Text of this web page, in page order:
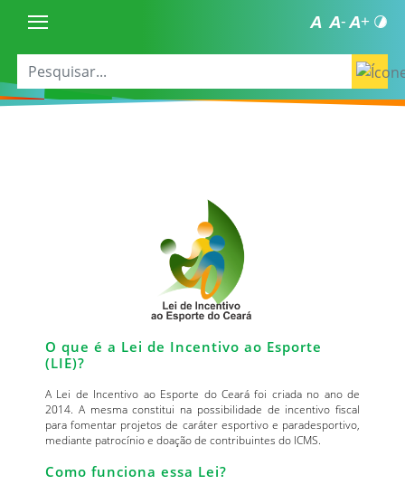
O que é a Lei de Incentivo ao Esporte
(LIE)?
A Lei de Incentivo ao Esporte do Ceará foi criada no ano de
2014. A mesma constitui na possibilidade de incentivo fiscal
para fomentar projetos de caráter esportivo e paradesportivo,
mediante patrocínio e doação de contribuintes do ICMS.
Como funciona essa Lei?